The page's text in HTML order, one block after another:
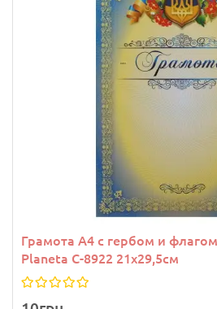
Грамота A4 с гербом и
Planeta C-8922 21х29,5см